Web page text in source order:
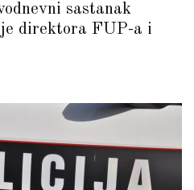
sastanak
direktora FUP-a i